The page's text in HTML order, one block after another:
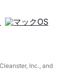
Inc., and